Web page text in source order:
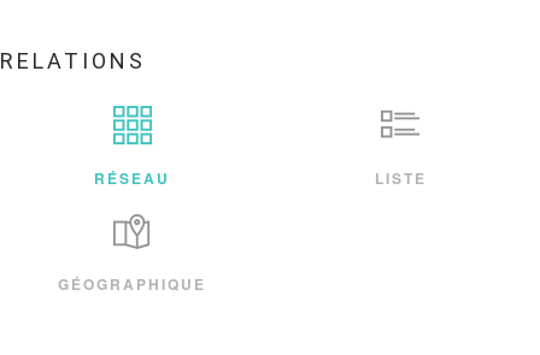
RELATIONS
RÉSEAU LISTE
GÉOGRAPHIQUE